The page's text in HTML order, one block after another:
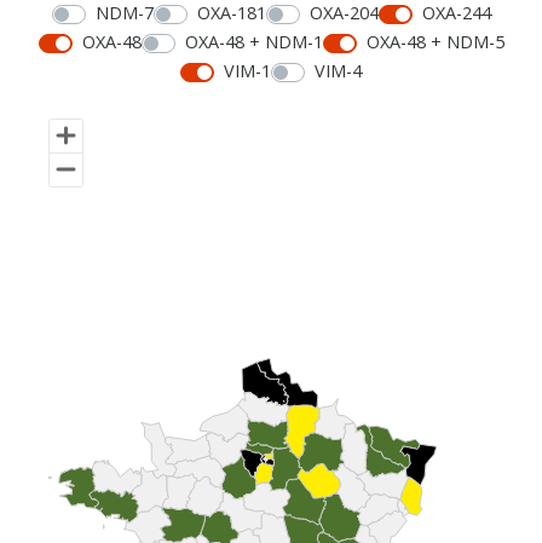
NDM-7
OXA-181 OXA-204
OXA-244
OXA-48
OXA-48 + NDM-1
OXA-48 + NDM-5
VIM-1
VIM-4